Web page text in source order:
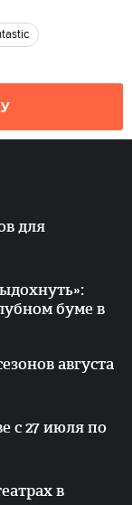
для
буме в
августа
с 27 июля по
в